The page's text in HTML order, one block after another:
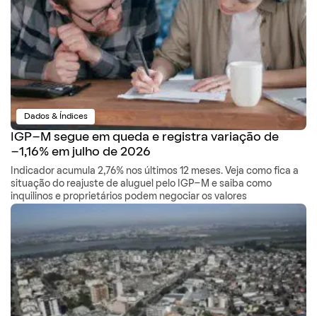
Dados & Índices
IGP-M segue em queda e registra variação de
-1,16% em julho de 2026
Indicador acumula 2,76% nos últimos 12 meses. Veja como fica a
situação do reajuste de aluguel pelo IGP-M e saiba como
inquilinos e proprietários podem negociar os valores